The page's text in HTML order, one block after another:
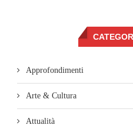
Approfondimenti
Arte & Cultura
Attualità